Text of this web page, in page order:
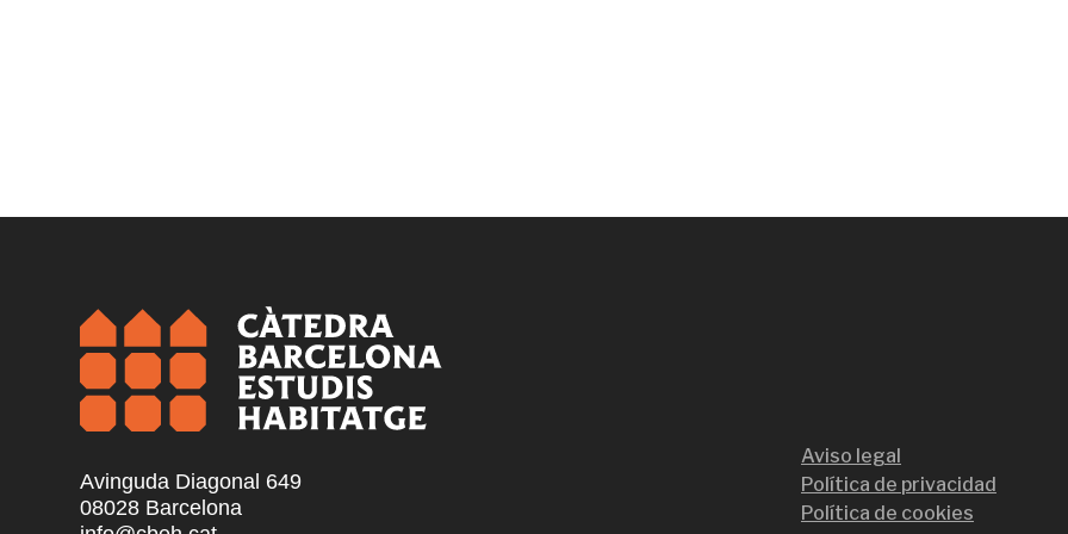
Avinguda Diagonal 649
08028 Barcelona
Aviso legal
Política de privacidad
Política de cookies